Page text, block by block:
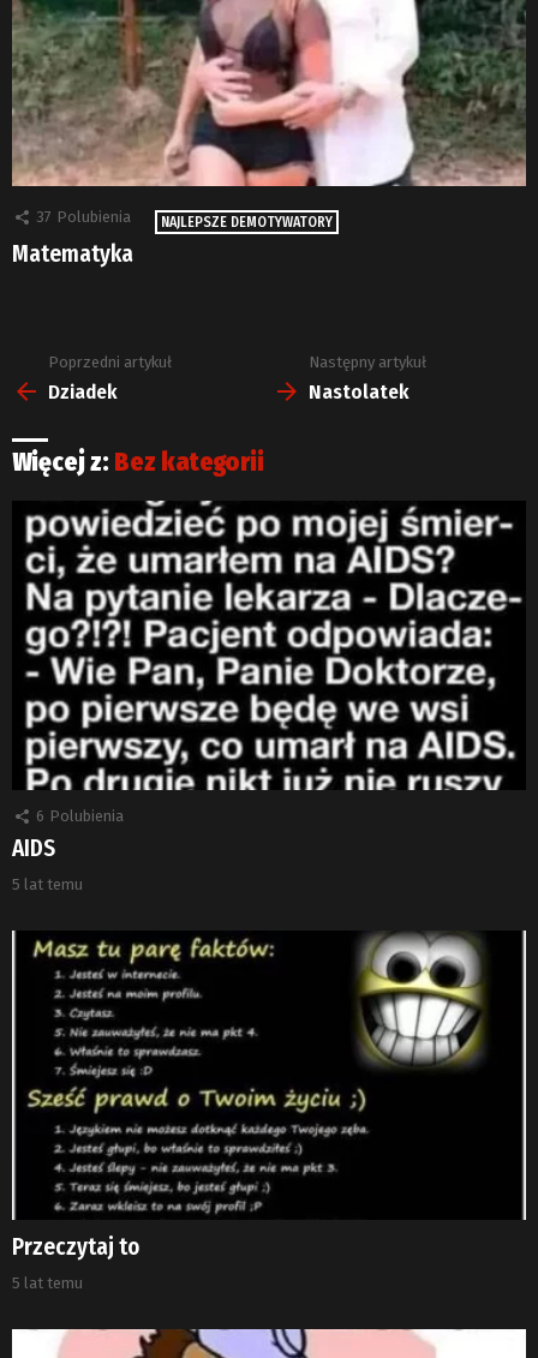
37 Polubienia NAJLEPSZE DEMOTYWATORY
Matematyka
Zobacz
więcej
Poprzedni artykuł
Dziadek
Następny artykuł
Nastolatek
Więcej z: Bez kategorii
6 Polubienia
AIDS
5 lat temu
Przeczytaj to
5 lat temu